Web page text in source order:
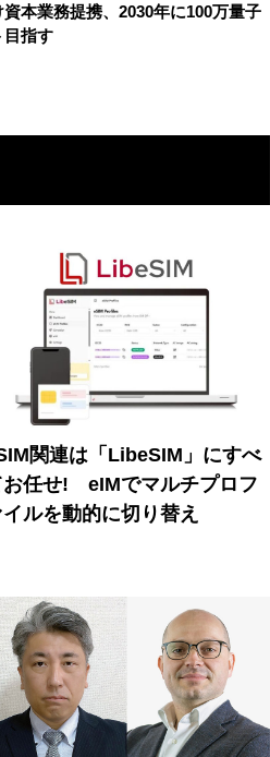
資本業務提携、2030年に100万量子
目指す
関連は「LibeSIM」にすべ
お任せ! eIMでマルチプロフ
イルを動的に切り替え